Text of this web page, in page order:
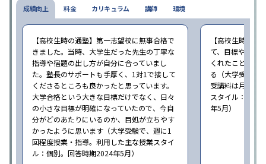
成績向上
【高校生時の通塾】第一志望校に無事合格で
きました。当時、大学生だった先生の丁寧な
指導や宿題の出し方が自分に合っていまし
た。塾長のサポートも手厚く、1対1で接して
くださるところも良かったと思っています。
大学合格という大きな目標だけでなく、日々
の小さな目標が明確になっていたので、今自
分がどのあたりにいるのか、目処が立ちやす
かったように思います（大学受験で、週に1
回程度授業・指導。利用した主な授業スタイ
ル：個別。回答時期2024年5月）
【高校生時の通
て、目標や勉強
くれたことが、
る（大学受験で
受講料は月
スタイル：個別
年5月）
料金 カリキュラム 講師 環境